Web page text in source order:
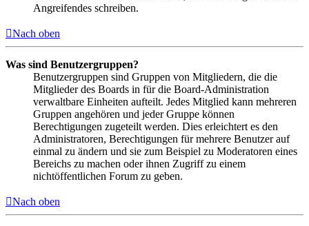
Angreifendes schreiben.
Nach oben
Was sind Benutzergruppen?
Benutzergruppen sind Gruppen von Mitgliedern, die die
Mitglieder des Boards in für die Board-Administration
verwaltbare Einheiten aufteilt. Jedes Mitglied kann mehreren
Gruppen angehören und jeder Gruppe können
Berechtigungen zugeteilt werden. Dies erleichtert es den
Administratoren, Berechtigungen für mehrere Benutzer auf
einmal zu ändern und sie zum Beispiel zu Moderatoren eines
Bereichs zu machen oder ihnen Zugriff zu einem
nichtöffentlichen Forum zu geben.
Nach oben